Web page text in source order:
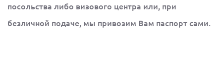
посольства либо визового центра или, при
безличной подаче, мы привозим Вам паспорт сами.